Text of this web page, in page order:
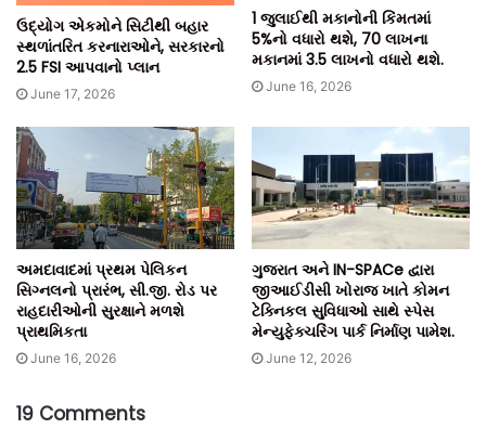
ઉદ્યોગ એકમોને સિટીથી બહાર
સ્થળાંતરિત કરનારાઓને, સરકારનો
2.5 FSI આપવાનો પ્લાન
June 17, 2026
1 જુલાઈથી મકાનોની કિંમતમાં
5%નો વધારો થશે, 70 લાખના
મકાનમાં 3.5 લાખનો વધારો થશે.
June 16, 2026
અમદાવાદમાં પ્રથમ પેલિકન
સિગ્નલનો પ્રારંભ, સી.જી. રોડ પર
રાહદારીઓની સુરક્ષાને મળશે
પ્રાથમિકતા
June 16, 2026
ગુજરાત અને IN-SPACe દ્વારા
જીઆઈડીસી ખોરાજ ખાતે કોમન
ટેક્નિકલ સુવિધાઓ સાથે સ્પેસ
મેન્યુફેક્ચરિંગ પાર્ક નિર્માણ પામેશ.
June 12, 2026
19 Comments